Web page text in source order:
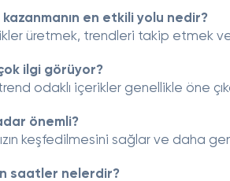
kazanmanın en etkili yolu nedir?
üretmek, trendleri takip etmek
ilgi görüyor?
odaklı içerikler genellikle öne
önemli?
keşfedilmesini sağlar ve daha
saatler nelerdir?